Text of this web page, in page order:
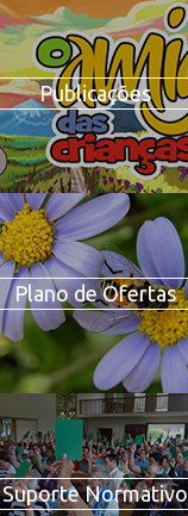
Publicações
Plano de Ofertas
Suporte Normativo